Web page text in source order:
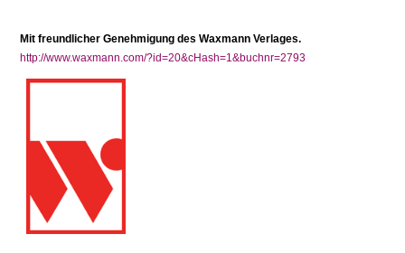
Mit freundlicher Genehmigung des Waxmann Verlages.
http://www.waxmann.com/?id=20&cHash=1&buchnr=2793